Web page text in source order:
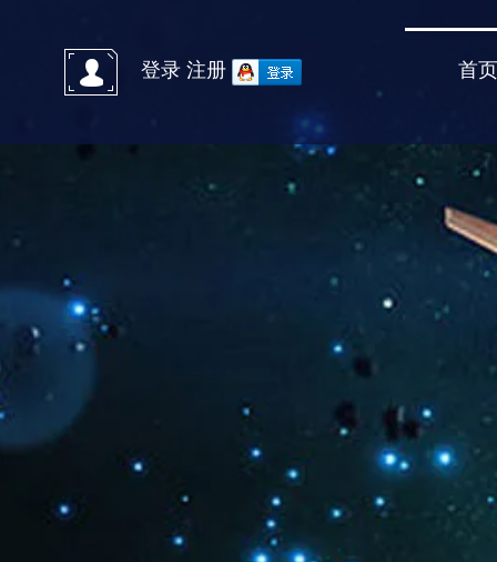
首
登录 注册